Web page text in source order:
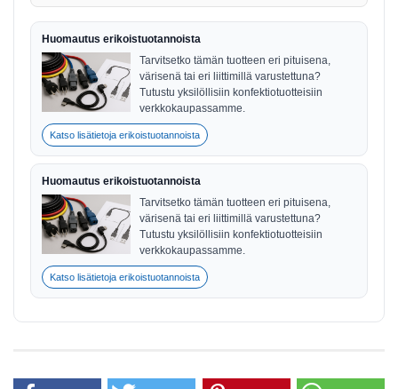
Huomautus erikoistuotannoista
Tarvitsetko tämän tuotteen eri pituisena,
värisenä tai eri liittimillä varustettuna?
Tutustu yksilöllisiin konfektiotuotteisiin
verkkokaupassamme.
Katso lisätietoja erikoistuotannoista
Huomautus erikoistuotannoista
Tarvitsetko tämän tuotteen eri pituisena,
värisenä tai eri liittimillä varustettuna?
Tutustu yksilöllisiin konfektiotuotteisiin
verkkokaupassamme.
Katso lisätietoja erikoistuotannoista